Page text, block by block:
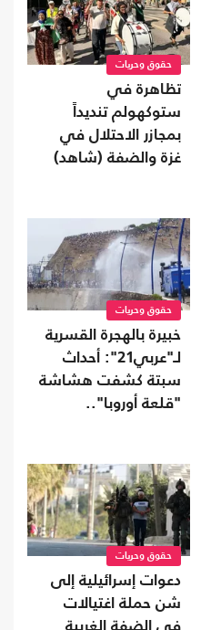
حقوق وحريات
تظاهرة في
ستوكهولم تنديداً
بمجازر الاحتلال في
غزة والضفة (شاهد)
حقوق وحريات
خبيرة بالهجرة القسرية
لـ"عربي21": أحداث
سبتة كشفت هشاشة
"قلعة أوروبا"..
حقوق وحريات
دعوات إسرائيلية إلى
شن حملة اغتيالات